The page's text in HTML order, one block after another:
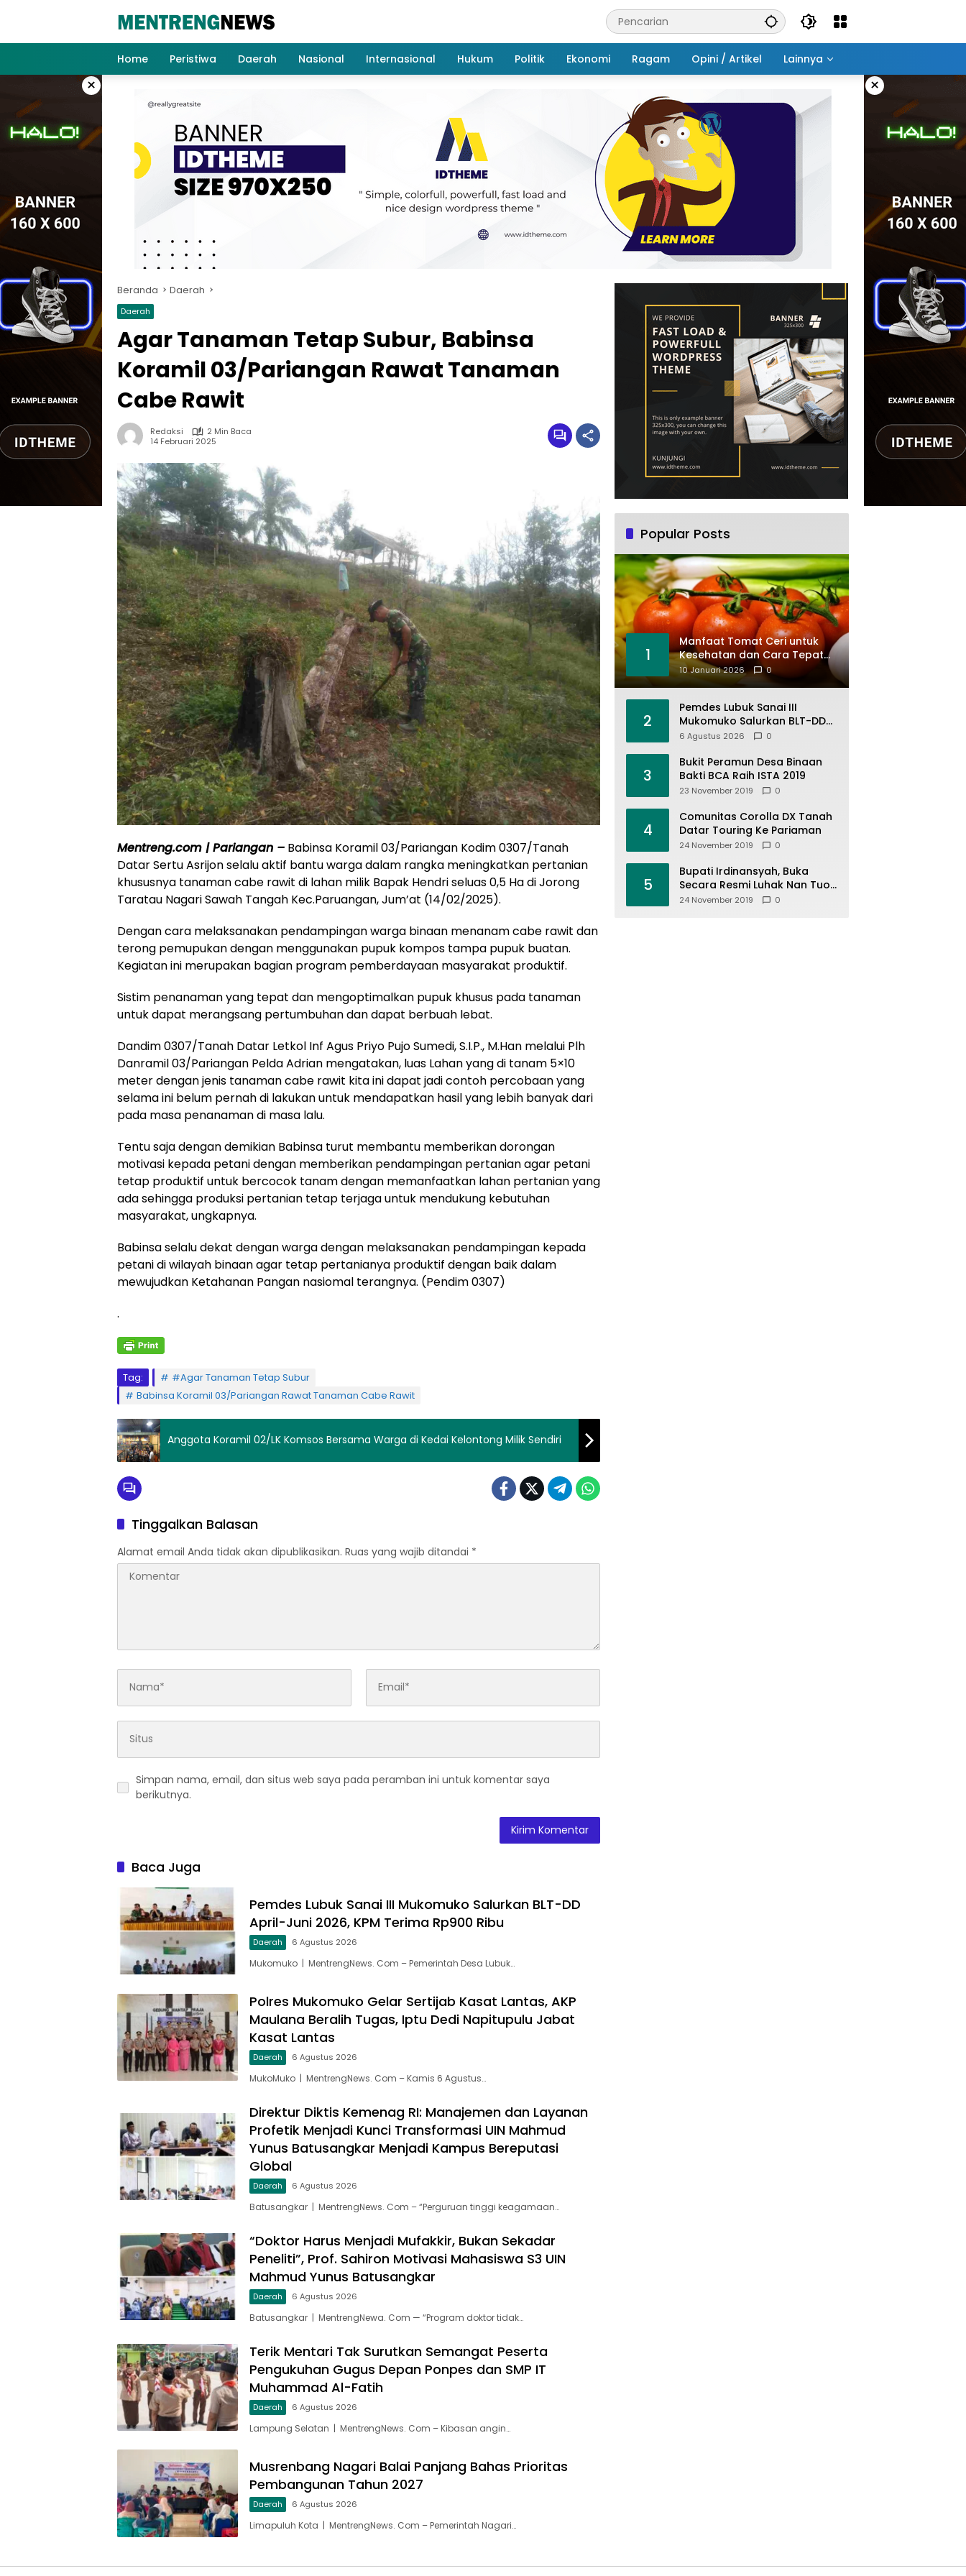
Home
Peristiwa Daerah Nasional Internasional Hukum Politik Ekonomi Ragam Opini / Artikel Lainnya
× ×
Beranda Daerah
Daerah
Agar Tanaman Tetap Subur, Babinsa
Koramil 03/Pariangan Rawat Tanaman
Cabe Rawit
Redaksi
2 Min Baca
14 Februari 2025
Mentreng.com | Pariangan – Babinsa Koramil 03/Pariangan Kodim 0307/Tanah
Datar Sertu Asrijon selalu aktif bantu warga dalam rangka meningkatkan pertanian
khususnya tanaman cabe rawit di lahan milik Bapak Hendri seluas 0,5 Ha di Jorong
Taratau Nagari Sawah Tangah Kec.Paruangan, Jum’at (14/02/2025).
Dengan cara melaksanakan pendampingan warga binaan menanam cabe rawit dan
terong pemupukan dengan menggunakan pupuk kompos tampa pupuk buatan.
Kegiatan ini merupakan bagian program pemberdayaan masyarakat produktif.
Sistim penanaman yang tepat dan mengoptimalkan pupuk khusus pada tanaman
untuk dapat merangsang pertumbuhan dan dapat berbuah lebat.
Dandim 0307/Tanah Datar Letkol Inf Agus Priyo Pujo Sumedi, S.I.P., M.Han melalui Plh
Danramil 03/Pariangan Pelda Adrian mengatakan, luas Lahan yang di tanam 5×10
meter dengan jenis tanaman cabe rawit kita ini dapat jadi contoh percobaan yang
selama ini belum pernah di lakukan untuk mendapatkan hasil yang lebih banyak dari
pada masa penanaman di masa lalu.
Tentu saja dengan demikian Babinsa turut membantu memberikan dorongan
motivasi kepada petani dengan memberikan pendampingan pertanian agar petani
tetap produktif untuk bercocok tanam dengan memanfaatkan lahan pertanian yang
ada sehingga produksi pertanian tetap terjaga untuk mendukung kebutuhan
masyarakat, ungkapnya.
Babinsa selalu dekat dengan warga dengan melaksanakan pendampingan kepada
petani di wilayah binaan agar tetap pertanianya produktif dengan baik dalam
mewujudkan Ketahanan Pangan nasiomal terangnya. (Pendim 0307)
.
Tag:
#Agar Tanaman Tetap Subur
Babinsa Koramil 03/Pariangan Rawat Tanaman Cabe Rawit
Anggota Koramil 02/LK Komsos Bersama Warga di Kedai Kelontong Milik Sendiri
Tinggalkan Balasan
Alamat email Anda tidak akan dipublikasikan. Ruas yang wajib ditandai *
Simpan nama, email, dan situs web saya pada peramban ini untuk komentar saya
berikutnya.
Baca Juga
Pemdes Lubuk Sanai III Mukomuko Salurkan BLT-DD
April-Juni 2026, KPM Terima Rp900 Ribu
Daerah 6 Agustus 2026
Mukomuko | MentrengNews. Com – Pemerintah Desa Lubuk…
Polres Mukomuko Gelar Sertijab Kasat Lantas, AKP
Maulana Beralih Tugas, Iptu Dedi Napitupulu Jabat
Kasat Lantas
Daerah 6 Agustus 2026
MukoMuko | MentrengNews. Com – Kamis 6 Agustus…
Direktur Diktis Kemenag RI: Manajemen dan Layanan
Profetik Menjadi Kunci Transformasi UIN Mahmud
Yunus Batusangkar Menjadi Kampus Bereputasi
Global
Daerah 6 Agustus 2026
Batusangkar | MentrengNews. Com – “Perguruan tinggi keagamaan…
“Doktor Harus Menjadi Mufakkir, Bukan Sekadar
Peneliti”, Prof. Sahiron Motivasi Mahasiswa S3 UIN
Mahmud Yunus Batusangkar
Daerah 6 Agustus 2026
Batusangkar | MentrengNewa. Com — “Program doktor tidak…
Terik Mentari Tak Surutkan Semangat Peserta
Pengukuhan Gugus Depan Ponpes dan SMP IT
Muhammad Al-Fatih
Daerah 6 Agustus 2026
Lampung Selatan | MentrengNews. Com – Kibasan angin…
Musrenbang Nagari Balai Panjang Bahas Prioritas
Pembangunan Tahun 2027
Daerah 6 Agustus 2026
Limapuluh Kota | MentrengNews. Com – Pemerintah Nagari…
Popular Posts
1
Manfaat Tomat Ceri untuk
Kesehatan dan Cara Tepat
Mengonsumsinya
10 Januari 2026 0
2
Pemdes Lubuk Sanai III
Mukomuko Salurkan BLT-DD
April-Juni 2026, KPM Terima
6 Agustus 2026 0
3
Bukit Peramun Desa Binaan
Bakti BCA Raih ISTA 2019
23 November 2019 0
4
Comunitas Corolla DX Tanah
Datar Touring Ke Pariaman
24 November 2019 0
5
Bupati Irdinansyah, Buka
Secara Resmi Luhak Nan Tuo
Wirabraja Adventure Offroad
24 November 2019 0